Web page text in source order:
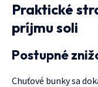
Praktické
príjmu soli
Postupné
Chuťové bunky sa